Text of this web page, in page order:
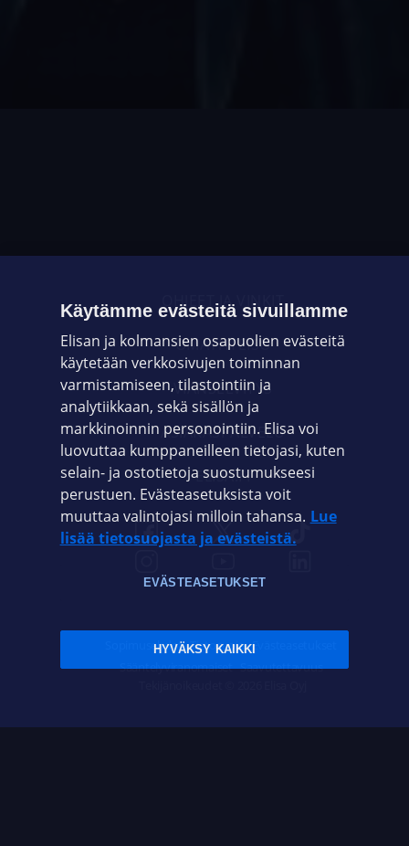
OHJEET JA VINKIT
OMAYHTEISÖ
VIANSELVITYS
ASIAKASPALVELU
ELISA.FI
Sopimusehdot Tietosuoja Evästeasetukset
Sääntelyviranomaiset Saavutettavuus
Käytämme evästeitä sivuillamme
Elisan ja kolmansien osapuolien evästeitä
käytetään verkkosivujen toiminnan
varmistamiseen, tilastointiin ja
analytiikkaan, sekä sisällön ja
markkinoinnin personointiin. Elisa voi
luovuttaa kumppaneilleen tietojasi, kuten
selain- ja ostotietoja suostumukseesi
perustuen. Evästeasetuksista voit
muuttaa valintojasi milloin tahansa. Lue
lisää tietosuojasta ja evästeistä.
EVÄSTEASETUKSET
HYVÄKSY KAIKKI